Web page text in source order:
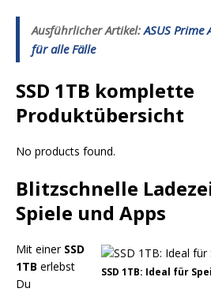
Ausführlicher Artikel:ASUS
für alle Fälle
SSD 1TB komplette
Produktübersicht
No products found.
Blitzschnelle
Spiele und Apps
SSD 1TB: Ideal für
Mit einer SSD
1TB erlebst
Du